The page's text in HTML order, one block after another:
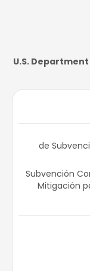
U.S.
de
Subvención
Mitigación